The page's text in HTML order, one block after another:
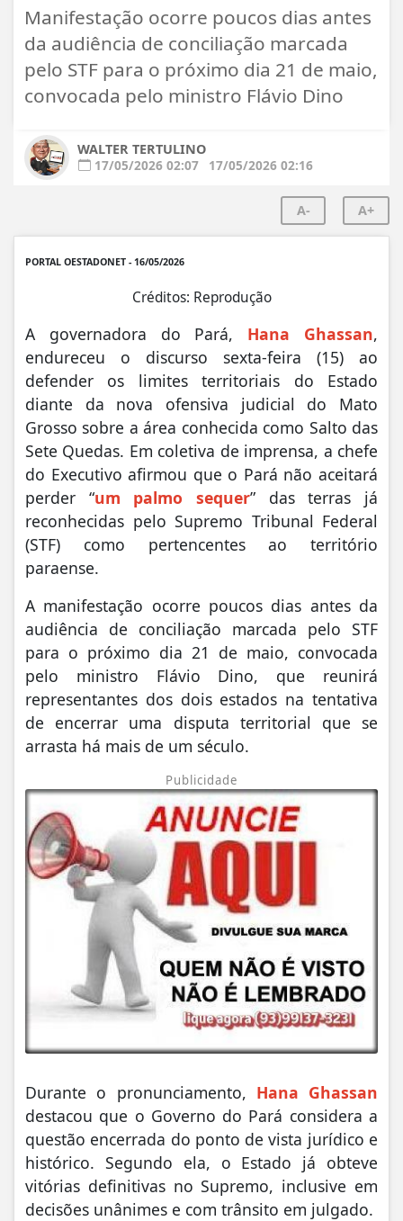
Manifestação ocorre poucos dias antes
da audiência de conciliação marcada
pelo STF para o próximo dia 21 de maio,
convocada pelo ministro Flávio Dino
WALTER TERTULINO
17/05/2026 02:07
17/05/2026 02:16
A- A+
PORTAL OESTADONET - 16/05/2026
Créditos: Reprodução
A governadora do Pará, Hana Ghassan,
endureceu o discurso sexta-feira (15) ao
defender os limites territoriais do Estado
diante da nova ofensiva judicial do Mato
Grosso sobre a área conhecida como Salto das
Sete Quedas. Em coletiva de imprensa, a chefe
do Executivo afirmou que o Pará não aceitará
perder “um palmo sequer” das terras já
reconhecidas pelo Supremo Tribunal Federal
(STF) como pertencentes ao território
paraense.
A manifestação ocorre poucos dias antes da
audiência de conciliação marcada pelo STF
para o próximo dia 21 de maio, convocada
pelo ministro Flávio Dino, que reunirá
representantes dos dois estados na tentativa
de encerrar uma disputa territorial que se
arrasta há mais de um século.
Publicidade
Durante o pronunciamento, Hana Ghassan
destacou que o Governo do Pará considera a
questão encerrada do ponto de vista jurídico e
histórico. Segundo ela, o Estado já obteve
vitórias definitivas no Supremo, inclusive em
decisões unânimes e com trânsito em julgado.